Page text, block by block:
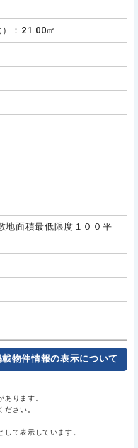
：21.00㎡
地面積最低限度１００平
載物件情報の表示について
ります。
さい。
て表示しています。